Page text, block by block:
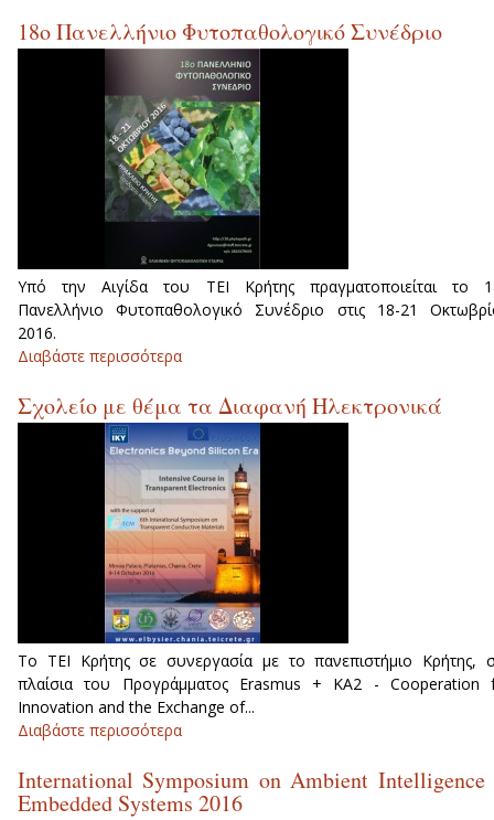
18ο Πανελλήνιο Φυτοπαθολογικό Συνέδριο
Υπό την Αιγίδα του ΤΕΙ Κρήτης πραγματοποιείται το
Πανελλήνιο Φυτοπαθολογικό Συνέδριο στις 18-21
2016.
Διαβάστε περισσότερα
Σχολείο με θέμα τα Διαφανή Ηλεκτρονικά
Το ΤΕΙ Κρήτης σε συνεργασία με το πανεπιστήμιο Κρήτης,
πλαίσια του Προγράμματος Erasmus + KA2 - Cooperation
Innovation and the Exchange of...
Διαβάστε περισσότερα
International Symposium on Ambient
Embedded Systems 2016